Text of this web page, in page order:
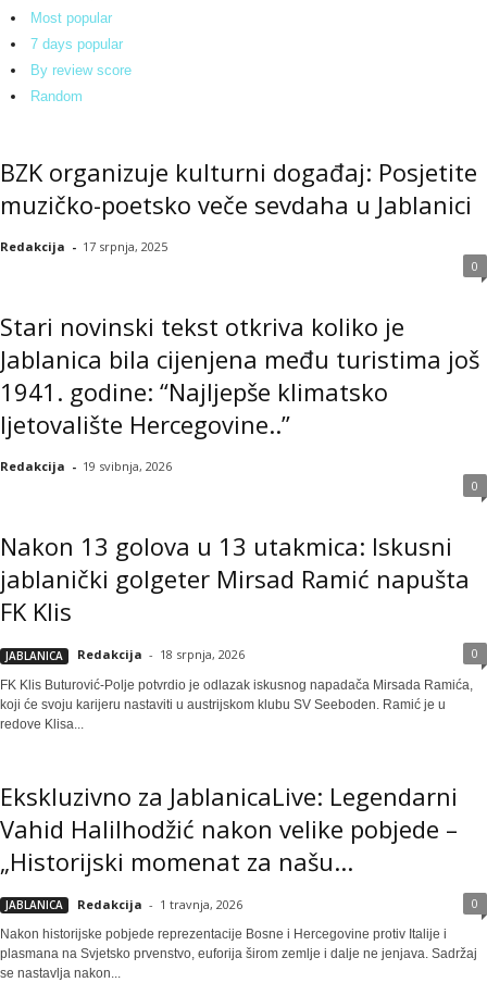
Most popular
7 days popular
By review score
Random
BZK organizuje kulturni događaj: Posjetite
muzičko-poetsko veče sevdaha u Jablanici
Redakcija - 17 srpnja, 2025
0
Stari novinski tekst otkriva koliko je
Jablanica bila cijenjena među turistima još
1941. godine: “Najljepše klimatsko
ljetovalište Hercegovine..”
Redakcija - 19 svibnja, 2026
0
Nakon 13 golova u 13 utakmica: Iskusni
jablanički golgeter Mirsad Ramić napušta
FK Klis
JABLANICA Redakcija - 18 srpnja, 2026 0
FK Klis Buturović-Polje potvrdio je odlazak iskusnog napadača Mirsada Ramića,
koji će svoju karijeru nastaviti u austrijskom klubu SV Seeboden. Ramić je u
redove Klisa...
Ekskluzivno za JablanicaLive: Legendarni
Vahid Halilhodžić nakon velike pobjede –
„Historijski momenat za našu...
JABLANICA Redakcija - 1 travnja, 2026 0
Nakon historijske pobjede reprezentacije Bosne i Hercegovine protiv Italije i
plasmana na Svjetsko prvenstvo, euforija širom zemlje i dalje ne jenjava. Sadržaj
se nastavlja nakon...